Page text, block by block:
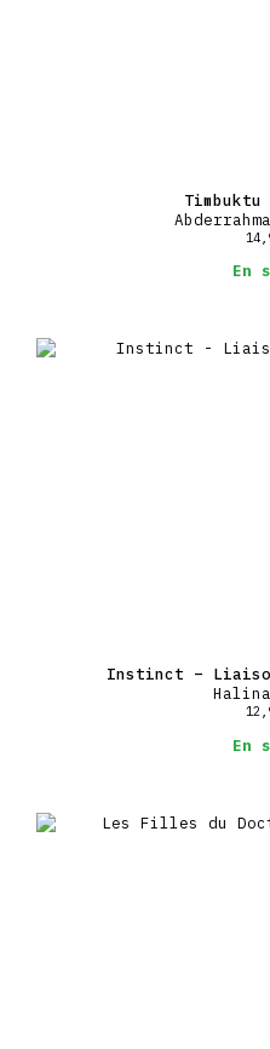
En
Instinct –
En